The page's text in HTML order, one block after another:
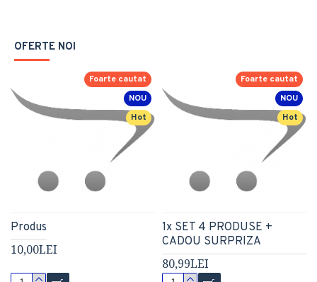
OFERTE NOI
NOU
Hot
Foarte cautat
Produs
10,00LEI
NOU
Hot
Foarte cautat
1x SET 4 PRODUSE +
CADOU SURPRIZA
80,99LEI